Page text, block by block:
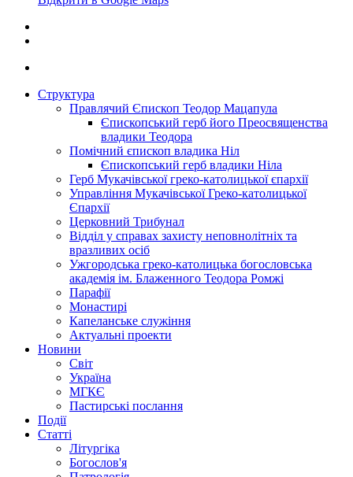
Структура
Правлячий Єпископ Теодор Мацапула
Єпископський герб його Преосвященства
владики Теодора
Помічний єпископ владика Ніл
Єпископський герб владики Ніла
Герб Мукачівської греко-католицької єпархії
Управління Мукачівської Греко-католицької
Єпархії
Церковний Трибунал
Відділ у справах захисту неповнолітніх та
вразливих осіб
Ужгородська греко-католицька богословська
академія ім. Блаженного Теодора Ромжі
Парафії
Монастирі
Капеланське служіння
Актуальні проекти
Новини
Світ
Україна
МГКЄ
Пастирські послання
Події
Статті
Літургіка
Богослов'я